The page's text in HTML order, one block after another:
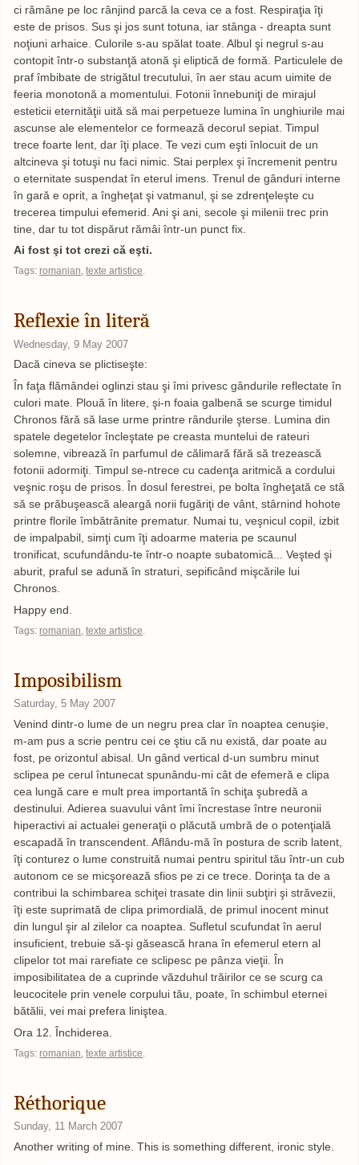
ci rămâne pe loc rânjind parcă la ceva ce a fost. Respiraţia îţi
este de prisos. Sus şi jos sunt totuna, iar stânga - dreapta sunt
noţiuni arhaice. Culorile s-au spălat toate. Albul şi negrul s-au
contopit într-o substanţă atonă şi eliptică de formă. Particulele de
praf îmbibate de strigătul trecutului, în aer stau acum uimite de
feeria monotonă a momentului. Fotonii înnebuniţi de mirajul
esteticii eternităţii uită să mai perpetueze lumina în unghiurile mai
ascunse ale elementelor ce formează decorul sepiat. Timpul
trece foarte lent, dar îţi place. Te vezi cum eşti înlocuit de un
altcineva şi totuşi nu faci nimic. Stai perplex şi încremenit pentru
o eternitate suspendat în eterul imens. Trenul de gânduri interne
în gară e oprit, a îngheţat şi vatmanul, şi se zdrenţeleşte cu
trecerea timpului efemerid. Ani şi ani, secole şi milenii trec prin
tine, dar tu tot dispărut rămâi într-un punct fix.
Ai fost şi tot crezi că eşti.
Tags:romanian,texte artistice.
Reflexie în literă
Wednesday, 9 May 2007
Dacă cineva se plictiseşte:
În faţa flămândei oglinzi stau şi îmi privesc gândurile reflectate în
culori mate. Plouă în litere, şi-n foaia galbenă se scurge timidul
Chronos fără să lase urme printre rândurile şterse. Lumina din
spatele degetelor încleştate pe creasta muntelui de rateuri
solemne, vibrează în parfumul de călimară fără să trezească
fotonii adormiţi. Timpul se-ntrece cu cadenţa aritmică a cordului
veşnic roşu de prisos. În dosul ferestrei, pe bolta îngheţată ce stă
să se prăbuşească aleargă norii fugăriţi de vânt, stârnind hohote
printre florile îmbătrânite prematur. Numai tu, veşnicul copil, izbit
de impalpabil, simţi cum îţi adoarme materia pe scaunul
tronificat, scufundându-te într-o noapte subatomică... Veşted şi
aburit, praful se adună în straturi, sepificând mişcările lui
Chronos.
Happy end.
Tags:romanian ,texte artistice
Imposibilism
Saturday, 5 May 2007
Venind dintr-o lume de un negru prea clar în noaptea cenuşie,
m-am pus a scrie pentru cei ce ştiu că nu există, dar poate au
fost, pe orizontul abisal. Un gând vertical d-un sumbru minut
sclipea pe cerul întunecat spunându-mi cât de efemeră e clipa
cea lungă care e mult prea importantă în schiţa şubredă a
destinului. Adierea suavului vânt îmi încrestase între neuronii
hiperactivi ai actualei generaţii o plăcută umbră de o potenţială
escapadă în transcendent. Aflându-mă în postura de scrib latent,
îţi conturez o lume construită numai pentru spiritul tău într-un cub
autonom ce se micşorează sfios pe zi ce trece. Dorinţa ta de a
contribui la schimbarea schiţei trasate din linii subţiri şi străvezii,
îţi este suprimată de clipa primordială, de primul inocent minut
din lungul şir al zilelor ca noaptea. Sufletul scufundat în aerul
insuficient, trebuie să-şi găsească hrana în efemerul etern al
clipelor tot mai rarefiate ce sclipesc pe pânza vieţii. În
imposibilitatea de a cuprinde văzduhul trăirilor ce se scurg ca
leucocitele prin venele corpului tău, poate, în schimbul eternei
bătălii, vei mai prefera liniştea.
Ora 12. Închiderea.
Tags:romanian ,texte artistice
Réthorique
Sunday, 11 March 2007
Another writing of mine. This is something different, ironic style.